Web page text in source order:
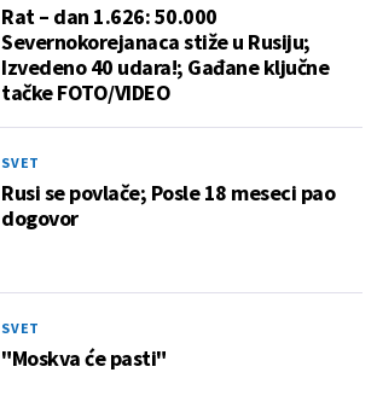
Rat – dan 1.626: 50.000
Severnokorejanaca stiže u Rusiju;
Izvedeno 40 udara!; Gađane ključne
tačke FOTO/VIDEO
SVET
Rusi se povlače; Posle 18 meseci pao
dogovor
SVET
"Moskva će pasti"